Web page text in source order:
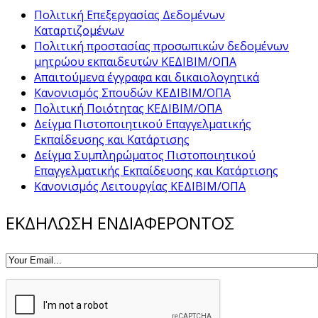
Πολιτική Επεξεργασίας Δεδομένων
Καταρτιζομένων
Πολιτική προστασίας προσωπικών δεδομένων
μητρώου εκπαιδευτών ΚΕΔΙΒΙΜ/ΟΠΑ
Απαιτούμενα έγγραφα και δικαιολογητικά
Κανονισμός Σπουδών ΚΕΔΙΒΙΜ/ΟΠΑ
Πολιτική Ποιότητας ΚΕΔΙΒΙΜ/ΟΠΑ
Δείγμα Πιστοποιητικού Επαγγελματικής
Εκπαίδευσης και Κατάρτισης
Δείγμα Συμπληρώματος Πιστοποιητικού
Επαγγελματικής Εκπαίδευσης και Κατάρτισης
Κανονισμός Λειτουργίας ΚΕΔΙΒΙΜ/ΟΠΑ
ΕΚΔΗΛΩΣΗ ΕΝΔΙΑΦΕΡΟΝΤΟΣ